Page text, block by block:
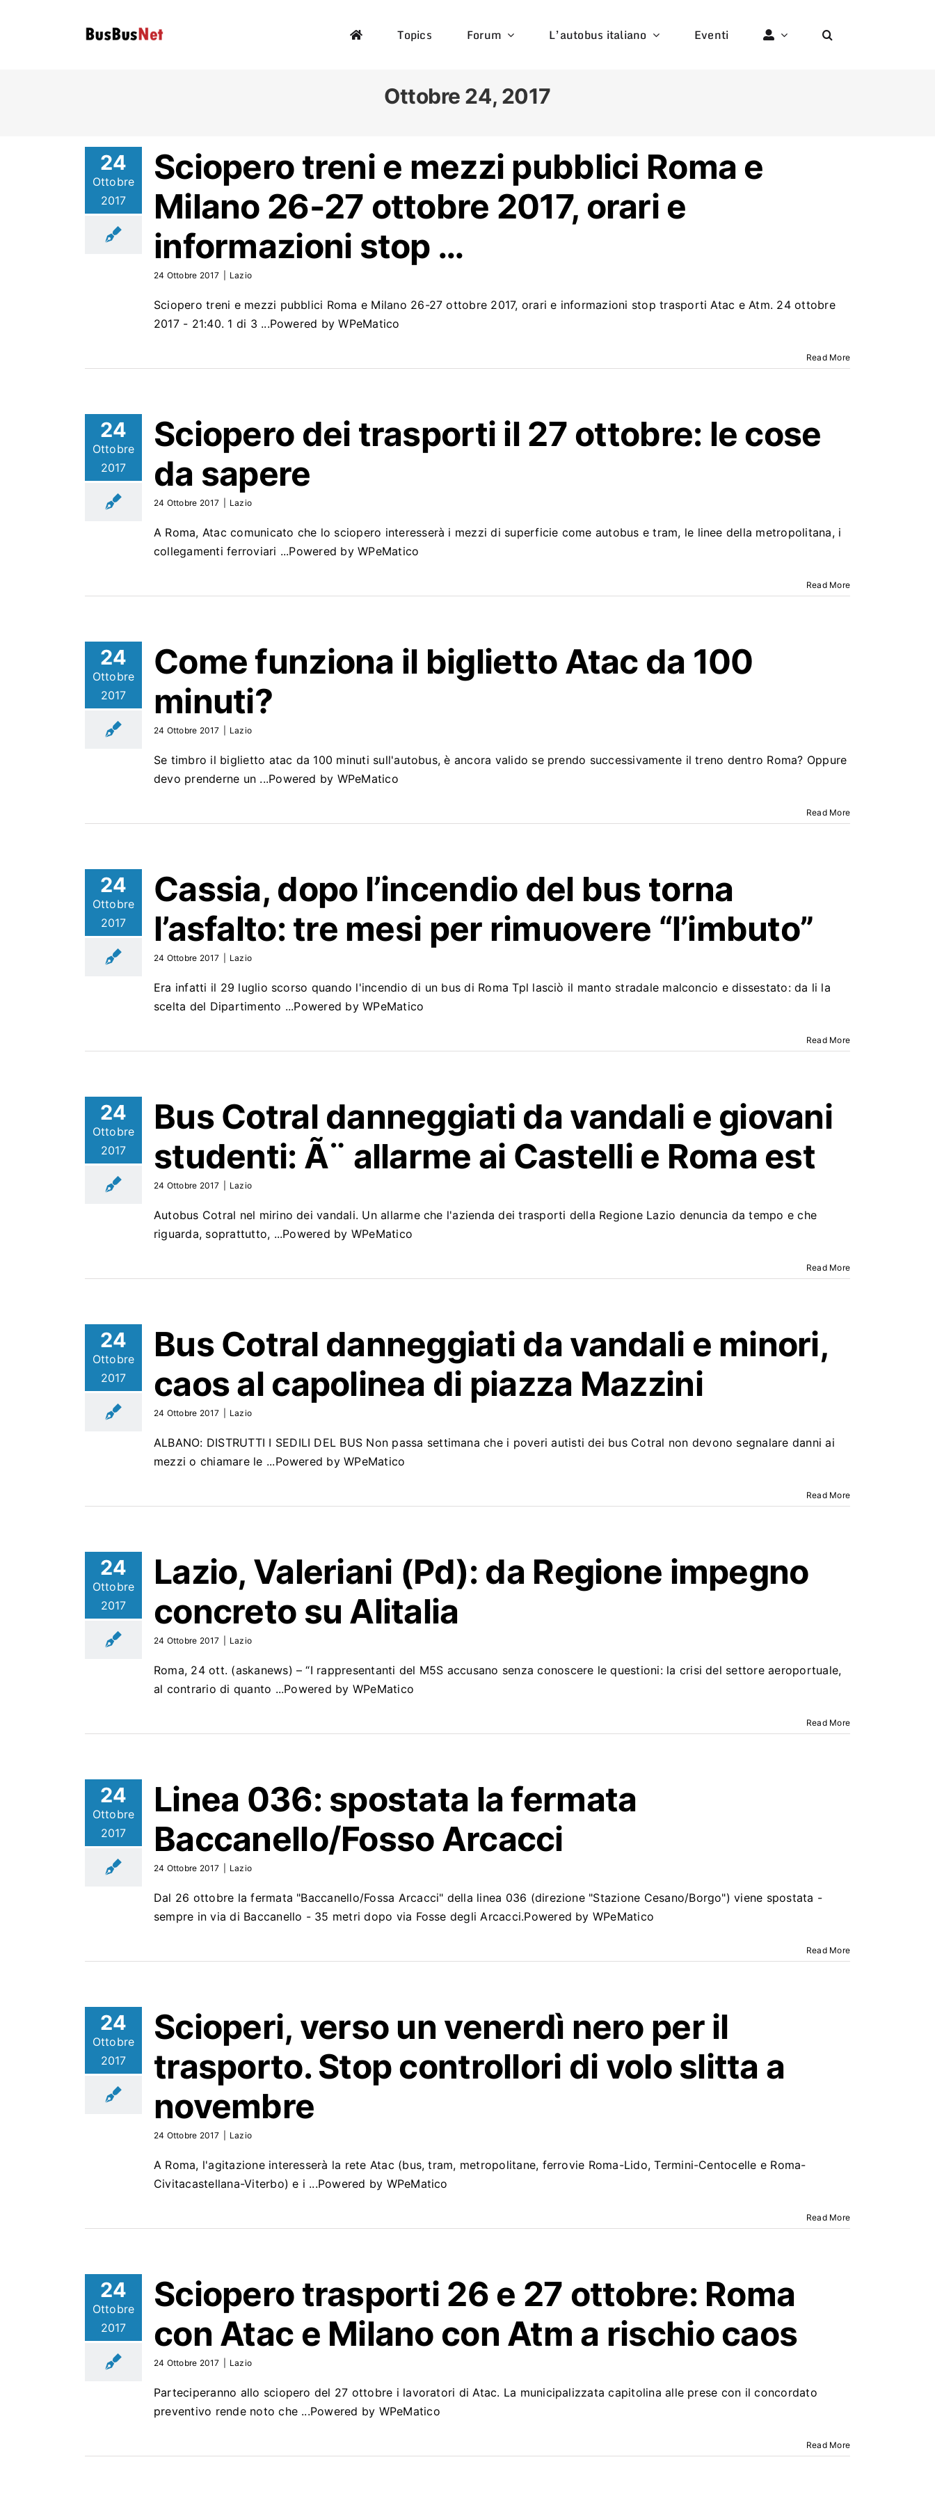
Topics Forum L’autobus italiano Eventi
Ottobre 24, 2017
24
Ottobre
2017
Sciopero treni e mezzi pubblici Roma e
Milano 26-27 ottobre 2017, orari e
informazioni stop …
24 Ottobre 2017 Lazio
Sciopero treni e mezzi pubblici Roma e Milano 26-27 ottobre 2017, orari e informazioni stop trasporti Atac e Atm. 24 ottobre
2017 - 21:40. 1 di 3 ...Powered by WPeMatico
Read More
24
Ottobre
2017
Sciopero dei trasporti il 27 ottobre: le cose
da sapere
24 Ottobre 2017 Lazio
A Roma, Atac comunicato che lo sciopero interesserà i mezzi di superficie come autobus e tram, le linee della metropolitana, i
collegamenti ferroviari ...Powered by WPeMatico
Read More
24
Ottobre
2017
Come funziona il biglietto Atac da 100
minuti?
24 Ottobre 2017 Lazio
Se timbro il biglietto atac da 100 minuti sull'autobus, è ancora valido se prendo successivamente il treno dentro Roma? Oppure
devo prenderne un ...Powered by WPeMatico
Read More
24
Ottobre
2017
Cassia, dopo l’incendio del bus torna
l’asfalto: tre mesi per rimuovere “l’imbuto”
24 Ottobre 2017 Lazio
Era infatti il 29 luglio scorso quando l'incendio di un bus di Roma Tpl lasciò il manto stradale malconcio e dissestato: da li la
scelta del Dipartimento ...Powered by WPeMatico
Read More
24
Ottobre
2017
Bus Cotral danneggiati da vandali e giovani
studenti: Ã¨ allarme ai Castelli e Roma est
24 Ottobre 2017 Lazio
Autobus Cotral nel mirino dei vandali. Un allarme che l'azienda dei trasporti della Regione Lazio denuncia da tempo e che
riguarda, soprattutto, ...Powered by WPeMatico
Read More
24
Ottobre
2017
Bus Cotral danneggiati da vandali e minori,
caos al capolinea di piazza Mazzini
24 Ottobre 2017 Lazio
ALBANO: DISTRUTTI I SEDILI DEL BUS Non passa settimana che i poveri autisti dei bus Cotral non devono segnalare danni ai
mezzi o chiamare le ...Powered by WPeMatico
Read More
24
Ottobre
2017
Lazio, Valeriani (Pd): da Regione impegno
concreto su Alitalia
24 Ottobre 2017 Lazio
Roma, 24 ott. (askanews) – “I rappresentanti del M5S accusano senza conoscere le questioni: la crisi del settore aeroportuale,
al contrario di quanto ...Powered by WPeMatico
Read More
24
Ottobre
2017
Linea 036: spostata la fermata
Baccanello/Fosso Arcacci
24 Ottobre 2017 Lazio
Dal 26 ottobre la fermata "Baccanello/Fossa Arcacci" della linea 036 (direzione "Stazione Cesano/Borgo") viene spostata -
sempre in via di Baccanello - 35 metri dopo via Fosse degli Arcacci.Powered by WPeMatico
Read More
24
Ottobre
2017
Scioperi, verso un venerdì nero per il
trasporto. Stop controllori di volo slitta a
novembre
24 Ottobre 2017 Lazio
A Roma, l'agitazione interesserà la rete Atac (bus, tram, metropolitane, ferrovie Roma-Lido, Termini-Centocelle e Roma-
Civitacastellana-Viterbo) e i ...Powered by WPeMatico
Read More
24
Ottobre
2017
Sciopero trasporti 26 e 27 ottobre: Roma
con Atac e Milano con Atm a rischio caos
24 Ottobre 2017 Lazio
Parteciperanno allo sciopero del 27 ottobre i lavoratori di Atac. La municipalizzata capitolina alle prese con il concordato
preventivo rende noto che ...Powered by WPeMatico
Read More